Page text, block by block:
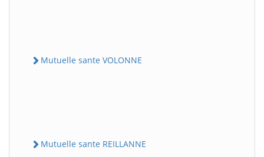
Mutuelle sante VOLONNE
Mutuelle sante REILLANNE